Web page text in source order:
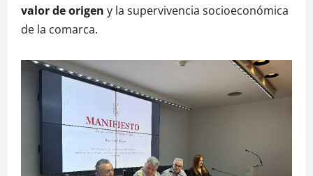
valor de origen y la supervivencia socioeconómica
de la comarca.